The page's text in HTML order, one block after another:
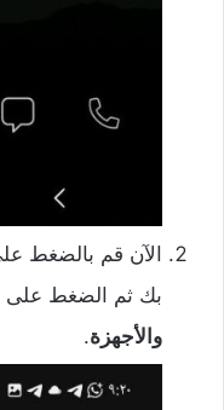
الآن قم بالضغط
بك ثم الضغط على
والأجهزة.